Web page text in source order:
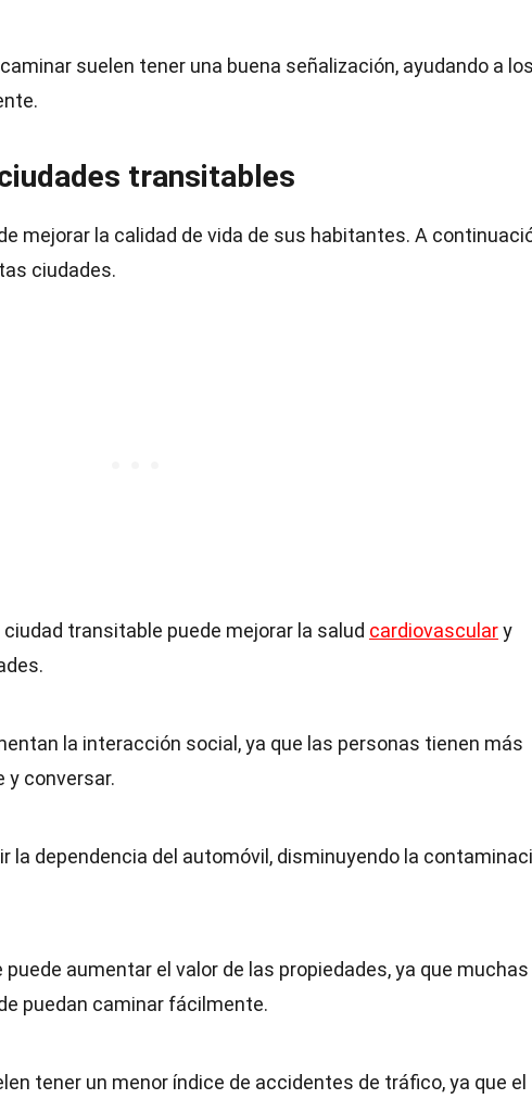
suelen tener una buena señalización, ayudando a
transitables
mejorar la calidad de vida de sus habitantes. A
ciudades.
transitable puede mejorar la salud cardiovasculary
la interacción social, ya que las personas tienen más
y conversar.
la dependencia del automóvil, disminuyendo la
aumentar el valor de las propiedades, ya que muchas
puedan caminar fácilmente.
tener un menor índice de accidentes de tráfico, ya que el